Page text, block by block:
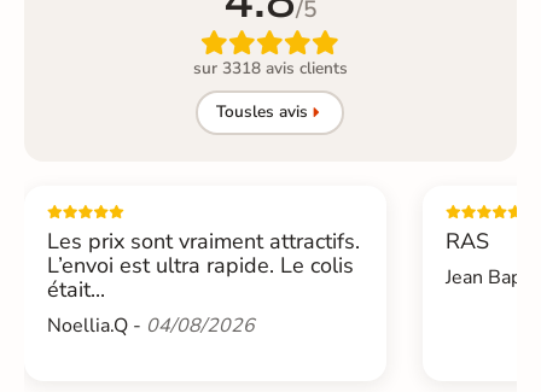
/5

sur 3318 avis clients
Tousles avis
Les prix sont vraiment attractifs.
L’envoi est ultra rapide. Le colis
était...
Noellia.Q - 04/08/2026
RAS
Jean